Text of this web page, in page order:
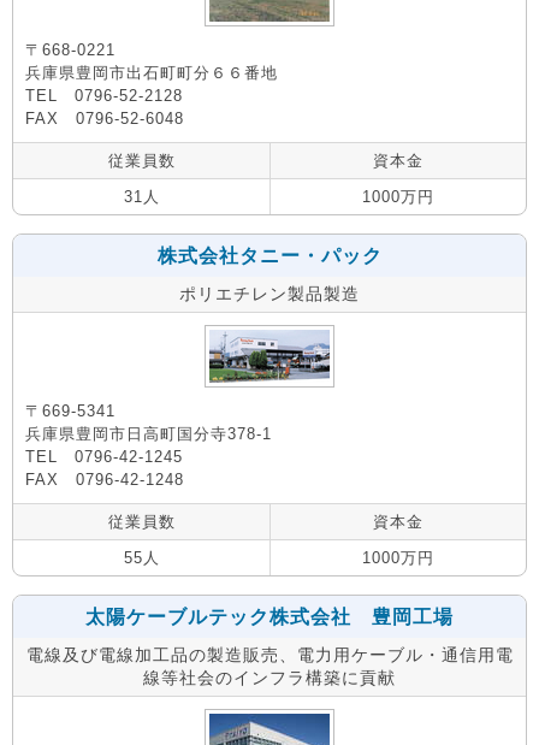
〒668-0221
兵庫県豊岡市出石町町分６６番地
TEL 0796-52-2128
FAX 0796-52-6048
従業員数
資本金
31人
1000万円
株式会社タニー・パック
ポリエチレン製品製造
〒669-5341
兵庫県豊岡市日高町国分寺378-1
TEL 0796-42-1245
FAX 0796-42-1248
従業員数
資本金
55人
1000万円
太陽ケーブルテック株式会社 豊岡工場
電線及び電線加工品の製造販売、電力用ケーブル・通信用電
線等社会のインフラ構築に貢献